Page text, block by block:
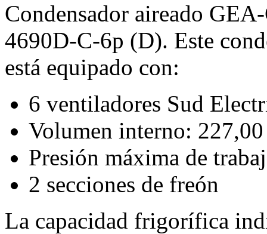
Condensador aireado
4690D-C-6p (D). Este
está equipado con:
6 ventiladores Sud
Volumen interno:
Presión máxima de
2 secciones de freón
La capacidad frigorífica